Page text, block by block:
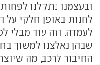
ובעצמנו נתקלנו
לחנות באופן חלקי
לעמדה. וזה עוד מבלי
שבהן נאלצנו למשוך
החיבור לרכב, מה